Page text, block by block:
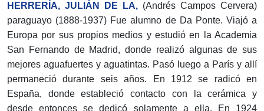
HERRERÍA, JULIÁN DE LA, (Andrés Campos Cervera)
paraguayo (1888-1937) Fue alumno de Da Ponte. Viajó a
Europa por sus propios medios y estudió en la Academia
San Fernando de Madrid, donde realizó algunas de sus
mejores aguafuertes y aguatintas. Pasó luego a París y allí
permaneció durante seis años. En 1912 se radicó en
España, donde estableció contacto con la cerámica y
desde entonces se dedicó solamente a ella. En 1924